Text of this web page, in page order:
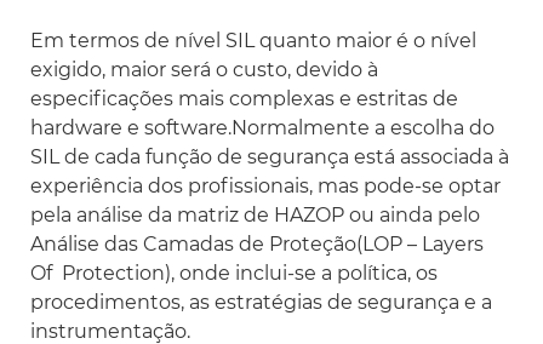
Em termos de nível SIL quanto maior é o nível
exigido, maior será o custo, devido à
especificações mais complexas e estritas de
hardware e software.Normalmente a escolha do
SIL de cada função de segurança está associada à
experiência dos profissionais, mas pode-se optar
pela análise da matriz de HAZOP ou ainda pelo
Análise das Camadas de Proteção(LOP – Layers
Of Protection), onde inclui-se a política, os
procedimentos, as estratégias de segurança e a
instrumentação.